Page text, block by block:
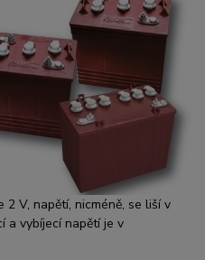
2 V, napětí, nicméně, se liší v
a vybíjecí napětí je v